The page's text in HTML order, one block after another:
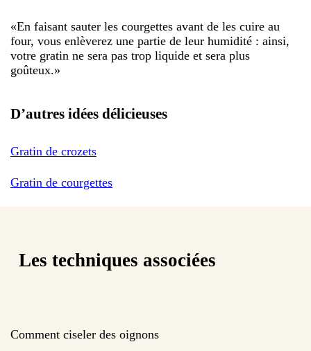
«En faisant sauter les courgettes avant de les cuire au
four, vous enlèverez une partie de leur humidité : ainsi,
votre gratin ne sera pas trop liquide et sera plus
goûteux.»
D’autres idées délicieuses
Gratin de crozets
Gratin de courgettes
Les techniques associées
Comment ciseler des oignons